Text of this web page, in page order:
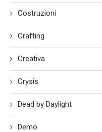
Costruzioni
Crafting
Creativa
Crysis
Dead by Daylight
Demo